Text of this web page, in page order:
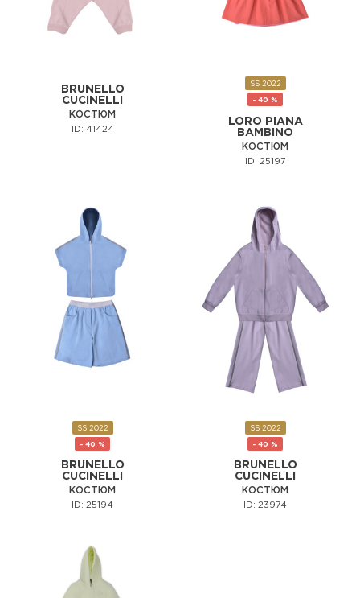
BRUNELLO
CUCINELLI
КОСТЮМ
ID: 41424
SS 2022
- 40 %
LORO PIANA
BAMBINO
КОСТЮМ
ID: 25197
SS 2022
- 40 %
BRUNELLO
CUCINELLI
КОСТЮМ
ID: 25194
SS 2022
- 40 %
BRUNELLO
CUCINELLI
КОСТЮМ
ID: 23974